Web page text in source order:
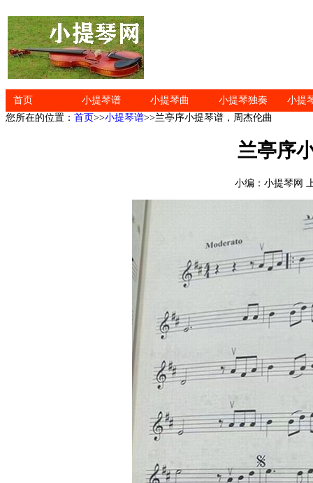
首页 小提琴谱 小提琴曲 小提琴独奏
小提
您所在的位置： 首页>>小提琴谱>>兰亭序小提琴谱，周杰伦曲
兰亭序
小编：小提琴网